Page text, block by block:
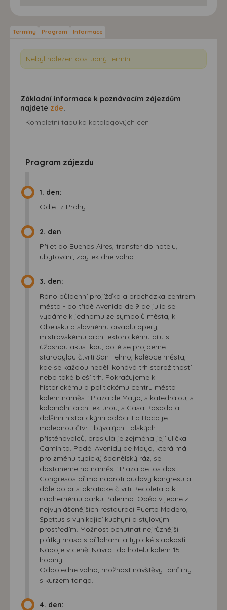
Termíny Program Informace
Nebyl nalezen dostupný termín.
Základní informace k poznávacím zájezdům
najdete zde.
Kompletní tabulka katalogových cen
Program zájezdu
1. den:
Odlet z Prahy.
2. den
Přílet do Buenos Aires, transfer do hotelu,
ubytování, zbytek dne volno
3. den:
Ráno půldenní projížďka a procházka centrem
města - po třídě Avenida de 9 de julio se
vydáme k jednomu ze symbolů města, k
Obelisku a slavnému divadlu opery,
mistrovskému architektonickému dílu s
úžasnou akustikou, poté se projdeme
starobylou čtvrtí San Telmo, kolébce města,
kde se každou neděli konává trh starožitností
nebo také bleší trh. Pokračujeme k
historickému a politickému centru města
kolem náměstí Plaza de Mayo, s katedrálou, s
koloniální architekturou, s Casa Rosada a
dalšími historickými paláci. La Boca je
malebnou čtvrtí bývalých italských
přistěhovalců, proslulá je zejména její ulička
Caminita. Podél Avenidy de Mayo, která má
pro změnu typický španělský ráz, se
dostaneme na náměstí Plaza de los dos
Congresos přímo naproti budovy kongresu a
dále do aristokratické čtvrti Recoleta a k
nádhernému parku Palermo. Oběd v jedné z
nejvyhlášenějších restaurací Puerto Madero,
Spettus s vynikající kuchyní a stylovým
prostředím. Možnost ochutnat nejrůznější
plátky masa s přílohami a typické sladkosti.
Nápoje v ceně. Návrat do hotelu kolem 15.
hodiny.
Odpoledne volno, možnost návštěvy tančírny
s kurzem tanga.
4. den: